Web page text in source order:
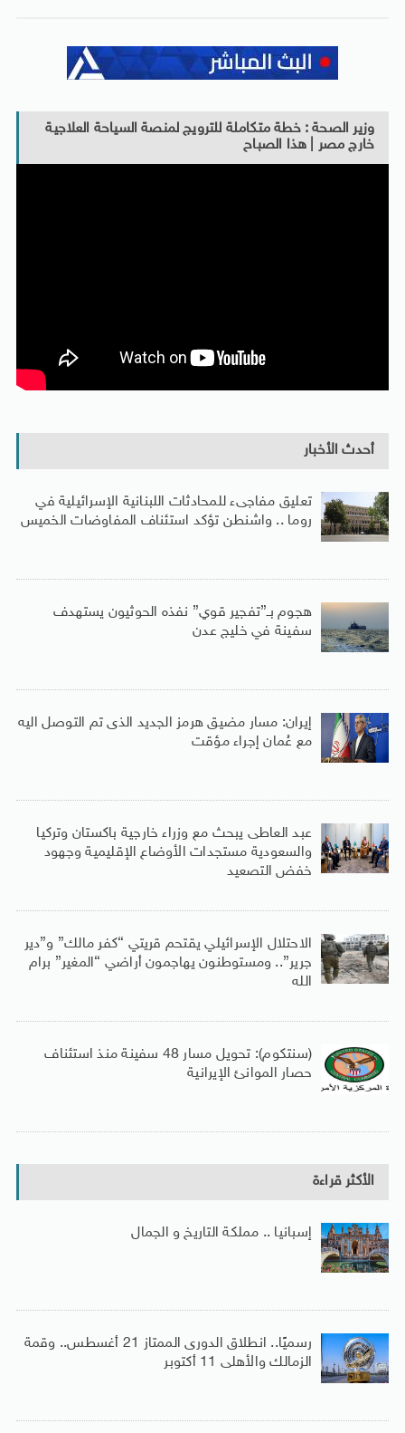
وزير الصحة : خطة متكاملة للترويج لمنصة السياحة العلاجية
خارج مصر | هذا الصباح
أحدث الأخبار
تعليق مفاجىء للمحادثات اللبنانية الإسرائيلية في
روما .. واشنطن تؤكد استئناف المفاوضات الخميس
هجوم بـ”تفجير قوي” نفذه الحوثيون يستهدف
سفينة في خليج عدن
إيران: مسار مضيق هرمز الجديد الذى تم التوصل اليه
مع عُمان إجراء مؤقت
عبد العاطى يبحث مع وزراء خارجية باكستان وتركيا
والسعودية مستجدات الأوضاع الإقليمية وجهود
خفض التصعيد
الاحتلال الإسرائيلي يقتحم قريتي “كفر مالك” و”دير
جرير”.. ومستوطنون يهاجمون أراضي “المغير” برام
الله
(سنتكوم): تحويل مسار 48 سفينة منذ استئناف
حصار الموانئ الإيرانية
الأكثر قراءة
إسبانيا .. مملكة التاريخ و الجمال
رسميًا.. انطلاق الدورى الممتاز 21 أغسطس.. وقمة
الزمالك والأهلى 11 أكتوبر